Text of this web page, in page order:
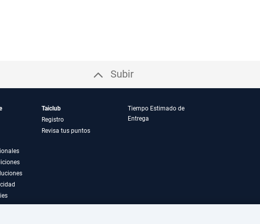
Subir
Taiclub
Registro
Revisa tus puntos
Tiempo Estimado de
Entrega